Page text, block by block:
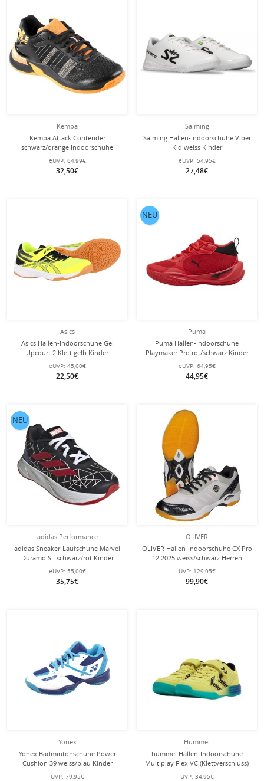
Kempa
Kempa Attack Contender
schwarz/orange Indoorschuhe
Kinder
eUVP: 64,99€
32,50€
Salming
Salming Hallen-Indoorschuhe Viper
Kid weiss Kinder
eUVP: 54,95€
27,48€
Asics
Asics Hallen-Indoorschuhe Gel
Upcourt 2 Klett gelb Kinder
eUVP: 45,00€
22,50€
Puma
Puma Hallen-Indoorschuhe
Playmaker Pro rot/schwarz Kinder
eUVP: 64,95€
44,95€
NEU
adidas Performance
adidas Sneaker-Laufschuhe Marvel
Duramo SL schwarz/rot Kinder
eUVP: 55,00€
35,75€
NEU
OLIVER
OLIVER Hallen-Indoorschuhe CX Pro
12 2025 weiss/schwarz Herren
UVP: 129,95€
99,90€
Yonex
Yonex Badmintonschuhe Power
Cushion 39 weiss/blau Kinder
UVP: 79,95€
Hummel
hummel Hallen-Indoorschuhe
Multiplay Flex VC (Klettverschluss)
limonegrün/blau Kinder
UVP: 34,95€